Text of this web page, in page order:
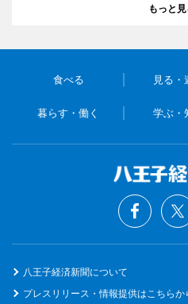
もっと見
食べる 見る・
暮らす・働く 学ぶ・
八王子経済新聞について
プレスリリース・情報提供はこちらか